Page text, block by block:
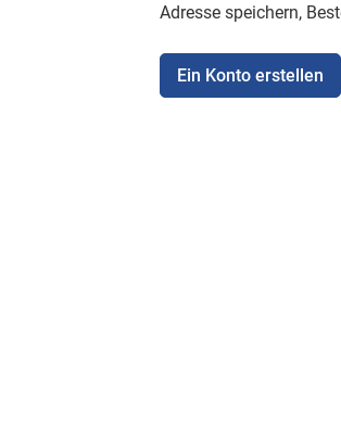
Adresse speichern,
Ein Konto erstellen